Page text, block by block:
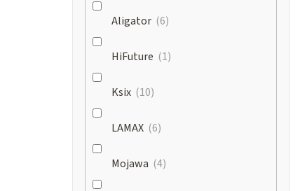
Aligator 6
HiFuture 1
Ksix 10
LAMAX 6
Mojawa 4